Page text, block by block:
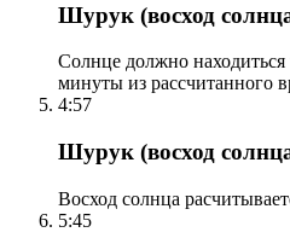
Шурук (восход
Солнце должно
минуты из рассчитанного
4:57
Шурук (восход
Восход солнца
5:45